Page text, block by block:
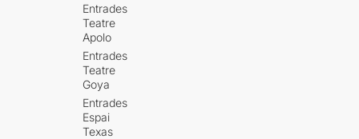
Entrades
Teatre
Apolo
Entrades
Teatre
Goya
Entrades
Espai
Texas